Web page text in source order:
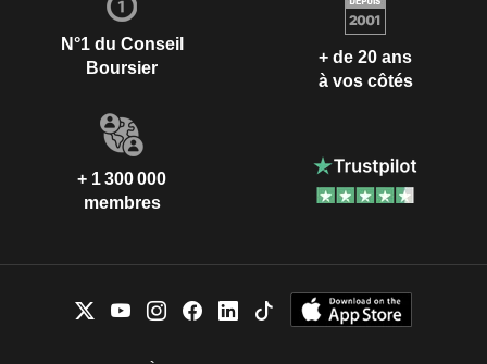
N°1 du Conseil
Boursier
+ de 20 ans
à vos côtés
+ 1 300 000
membres